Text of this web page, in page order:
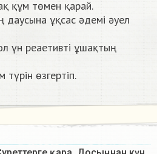
құм төмен қарай.
ұқсас әдемі әуел
үн реаетивті ұшақтың
өзгертіп.​